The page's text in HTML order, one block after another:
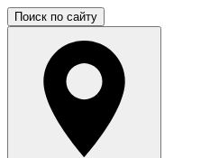
Поиск по сайту